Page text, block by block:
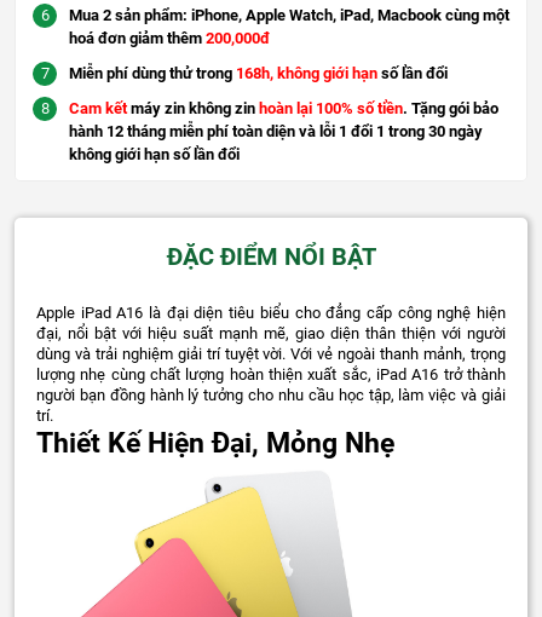
Mua 2 sản phẩm: iPhone, Apple Watch, iPad, Macbook cùng một
hoá đơn giảm thêm 200,000đ
Miễn phí dùng thử trong 168h, không giới hạn số lần đổi
Cam kếtmáy zin không zin hoàn lại 100% số tiền. Tặng gói bảo
hành 12 tháng miễn phí toàn diện và lỗi 1 đổi 1 trong 30 ngày
không giới hạn số lần đổi
ĐẶC ĐIỂM NỔI BẬT
Apple iPad A16 là đại diện tiêu biểu cho đẳng cấp công nghệ hiện
đại, nổi bật với hiệu suất mạnh mẽ, giao diện thân thiện với người
dùng và trải nghiệm giải trí tuyệt vời. Với vẻ ngoài thanh mảnh, trọng
lượng nhẹ cùng chất lượng hoàn thiện xuất sắc, iPad A16 trở thành
người bạn đồng hành lý tưởng cho nhu cầu học tập, làm việc và giải
trí.
Thiết Kế Hiện Đại, Mỏng Nhẹ